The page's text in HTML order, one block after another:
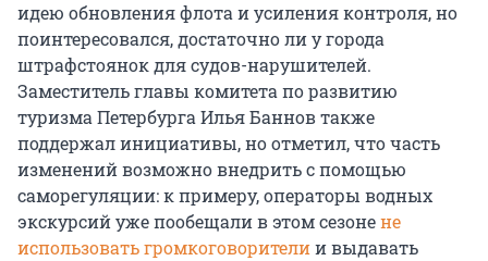
идею обновления флота и усиления контроля, но
поинтересовался, достаточно ли у города
штрафстоянок для судов-нарушителей.
Заместитель главы комитета по развитию
туризма Петербурга Илья Баннов также
поддержал инициативы, но отметил, что часть
изменений возможно внедрить с помощью
саморегуляции: к примеру, операторы водных
экскурсий уже пообещали в этом сезонене
использовать громкоговорителии выдавать